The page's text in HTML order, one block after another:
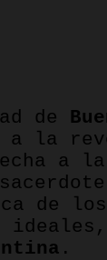
de
a la
a
de
.